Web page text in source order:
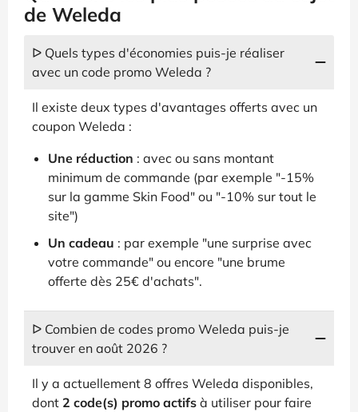
de Weleda
ᐅ Quels types d'économies puis-je réaliser
avec un code promo Weleda ?
Il existe deux types d'avantages offerts avec un
coupon Weleda :
Une réduction : avec ou sans montant
minimum de commande (par exemple "-15%
sur la gamme Skin Food" ou "-10% sur tout le
site")
Un cadeau : par exemple "une surprise avec
votre commande" ou encore "une brume
offerte dès 25€ d'achats".
ᐅ Combien de codes promo Weleda puis-je
trouver en août 2026 ?
Il y a actuellement 8 offres Weleda disponibles,
dont 2 code(s) promo actifs à utiliser pour faire